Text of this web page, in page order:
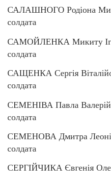
САЛАШНОГО Родіона
солдата
САМОЙЛЕНКА Микиту
солдата
САЩЕНКА Сергія
солдата
СЕМЕНІВА Павла
солдата
СЕМЕНОВА Дмитра
солдата
СЕРГІЙЧИКА Євгенія